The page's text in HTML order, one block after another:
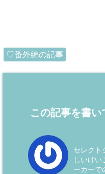
♡番外編の記事
この記事を書い
セレクト
しいけい
ーカーで